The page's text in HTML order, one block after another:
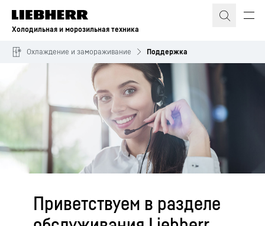
Холодильная и морозильная техника
Охлаждение и замораживание Поддержка
Приветствуем в разделе